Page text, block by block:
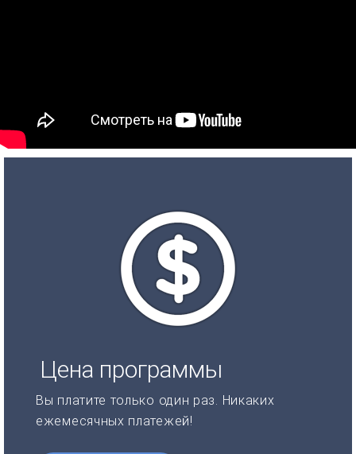
Цена программы
Вы платите только один раз. Никаких
ежемесячных платежей!